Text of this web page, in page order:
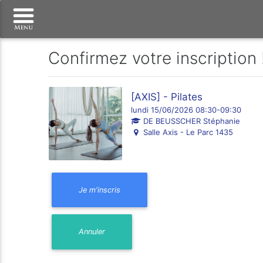
Confirmez votre inscription
[AXIS] - Pilates
lundi 15/06/2026 08:30-09:30
DE BEUSSCHER Stéphanie
Salle Axis - Le Parc 1435